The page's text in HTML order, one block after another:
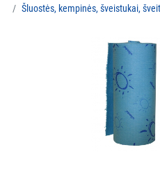
Visi
Šluostės, kempinės, šveistukai,